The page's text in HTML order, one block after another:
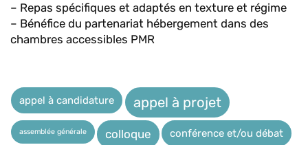
– Repas spécifiques et adaptés en texture et régime
– Bénéfice du partenariat hébergement dans des
chambres accessibles PMR
appel à candidature appel à projet
assemblée générale colloque conférence et/ou débat